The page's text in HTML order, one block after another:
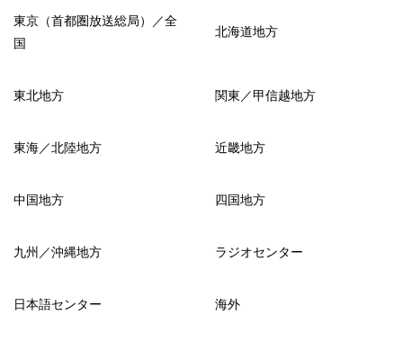
東京（首都圏放送総局）／全
国
北海道地方
東北地方 関東／甲信越地方
東海／北陸地方 近畿地方
中国地方 四国地方
九州／沖縄地方 ラジオセンター
日本語センター 海外